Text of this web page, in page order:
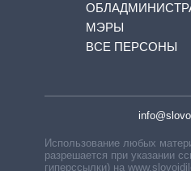
МЭРЫ
ВСЕ ПЕРСОНЫ
Использование любых
разрешается при указании
гиперссылки) на